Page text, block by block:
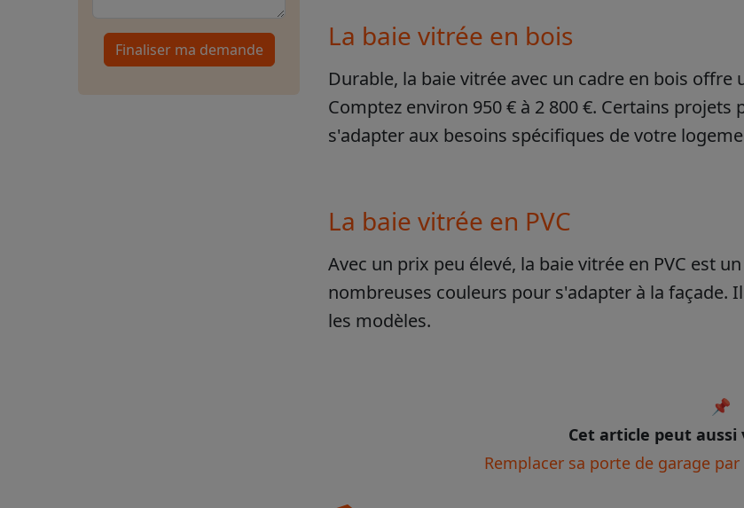
Finaliser ma demande La baie vitrée en bois
Durable, la baie vitrée avec un cadre en bois
Comptez environ 950 € à 2 800 €. Certains
s'adapter aux besoins spécifiques de votre
La baie vitrée en PVC
Avec un prix peu élevé, la baie vitrée en PVC est
nombreuses couleurs pour s'adapter à la façade.
les modèles.
📌
Cet article peut aussi
Remplacer sa porte de garage